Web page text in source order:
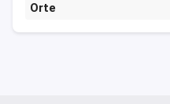
Orte